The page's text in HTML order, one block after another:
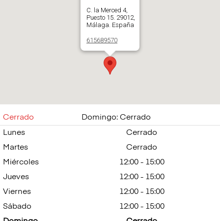
C. la Merced 4,
Puesto 15. 29012,
Málaga. España
615689570
Abrir en Google
Cerrado
Domingo: Cerrado
Lunes
Cerrado
Martes
Cerrado
Miércoles
12:00 - 15:00
Jueves
12:00 - 15:00
Viernes
12:00 - 15:00
Sábado
12:00 - 15:00